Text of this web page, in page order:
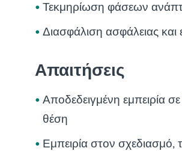
Τεκμηρίωση φάσεων
Διασφάλιση ασφάλειας
Απαιτήσεις
Αποδεδειγμένη εμπειρία
θέση
Εμπειρία στον